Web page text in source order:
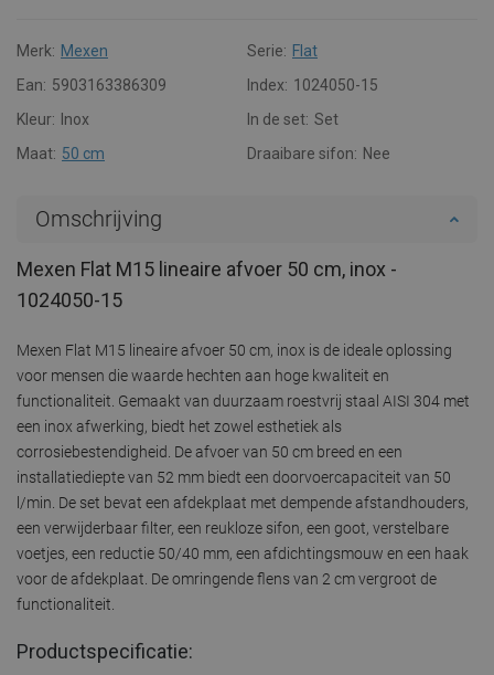
Merk: Mexen Serie: Flat
Ean: 5903163386309 Index: 1024050-15
Kleur:
Inox In de set: Set
Maat: 50 cm Draaibare sifon: Nee
Omschrijving
Mexen Flat M15 lineaire afvoer 50 cm, inox -
1024050-15
Mexen Flat M15 lineaire afvoer 50 cm, inox is de ideale oplossing
voor mensen die waarde hechten aan hoge kwaliteit en
functionaliteit. Gemaakt van duurzaam roestvrij staal AISI 304 met
een inox afwerking, biedt het zowel esthetiek als
corrosiebestendigheid. De afvoer van 50 cm breed en een
installatiediepte van 52 mm biedt een doorvoercapaciteit van 50
l/min. De set bevat een afdekplaat met dempende afstandhouders,
een verwijderbaar filter, een reukloze sifon, een goot, verstelbare
voetjes, een reductie 50/40 mm, een afdichtingsmouw en een haak
voor de afdekplaat. De omringende flens van 2 cm vergroot de
functionaliteit.
Productspecificatie: